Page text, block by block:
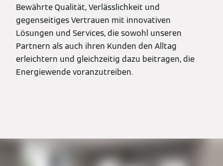
Bewährte Qualität, Verlässlichkeit und
gegenseitiges Vertrauen mit innovativen
Lösungen und Services, die sowohl unseren
Partnern als auch ihren Kunden den Alltag
erleichtern und gleichzeitig dazu beitragen, die
Energiewende voranzutreiben.